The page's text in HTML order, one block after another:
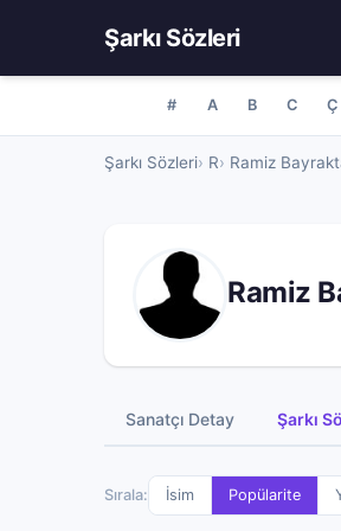
Şarkı Sözleri
# A B C Ç
Şarkı Sözleri R Ramiz
Ramiz
Sanatçı Detay Şarkı
Sırala: İsim Popülarite